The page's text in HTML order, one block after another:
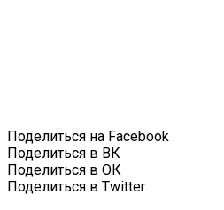
Поделиться на Facebook
Поделиться в ВК
Поделиться в ОК
Поделиться в Twitter